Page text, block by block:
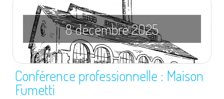
8 décembre 2025
Conférence professionnelle : Maison
Fumetti